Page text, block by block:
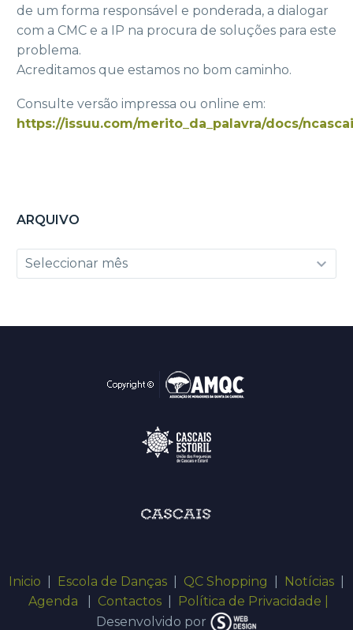
de um forma responsável e ponderada, a dialogar
com a CMC e a IP na procura de soluções para este
problema.
Acreditamos que estamos no bom caminho.
Consulte versão impressa ou online em:
https://issuu.com/merito_da_palavra/docs/
ARQUIVO
Arquivo
Seleccionar mês
Inicio Escola de Danças QC Shopping Notícias
Agenda
Contactos|
Política de Privacidade |
Desenvolvido por